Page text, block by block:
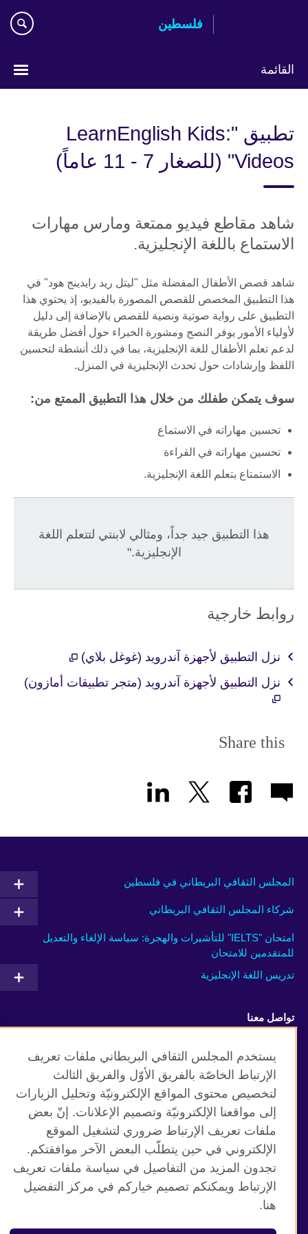
فلسطين
القائمة
language
تطبيق "LearnEnglish Kids:
Videos" (للصغار 7 - 11 عاماً)
شاهد مقاطع فيديو ممتعة ومارس مهارات
الاستماع باللغة الإنجليزية.
شاهد قصص الأطفال المفضلة مثل "ليتل ريد رايدينج هود" في
هذا التطبيق المخصص للقصص المصورة بالفيديو، إذ يحتوي هذا
التطبيق على رواية صوتية ونصية للقصص بالإضافة إلى دليل
لأولياء الأمور يوفر النصح ومشورة الخبراء حول أفضل طريقة
لدعم تعلم الأطفال للغة الإنجليزية، بما في ذلك أنشطة لتحسين
اللفظ وإرشادات حول تحدث الإنجليزية في المنزل.
سوف يتمكن طفلك من خلال هذا التطبيق الممتع من:
تحسين مهاراته في الاستماع
تحسين مهاراته في القراءة
الاستمتاع بتعلم اللغة الإنجليزية.
هذا التطبيق جيد جداً، ومثالي لابنتي لتتعلم اللغة
الإنجليزية."
روابط خارجية
نزل التطبيق لأجهزة آندرويد (غوغل بلاي)
نزل التطبيق لأجهزة آندرويد (متجر تطبيقات أمازون)
Share this
المجلس الثقافي البريطاني في فلسطين
شركاء المجلس الثقافي البريطاني
امتحان "IELTS" للتأشيرات والهجرة: سياسة الإلغاء والتعديل
للمتقدمين للامتحان
تدريس اللغة الإنجليزية
تواصل معنا
Facebook Twitter
Youtube TikTok
موقع المجلس الثقافي البريطاني العالمي
الخصوصية وشروط الاستخدام
ملفات تعريف الإرتباط
خارطة الموقع
يستخدم المجلس الثقافي البريطاني ملفات تعريف
الإرتباط الخاصّة بالفريق الأوّل والفريق الثالث
لتخصيص محتوى المواقع الإلكترونيّة وتحليل الزيارات
إلى مواقعنا الإلكترونيّة وتصميم الإعلانات. إنّ بعض
ملفات تعريف الإرتباط ضروري لتشغيل الموقع
الإلكتروني في حين يتطلّب البعض الآخر موافقتكم.
تجدون المزيد من التفاصيل في سياسة ملفات تعريف
الإرتباط ويمكنكم تصميم خياركم في مركز التفضيل
هنا.